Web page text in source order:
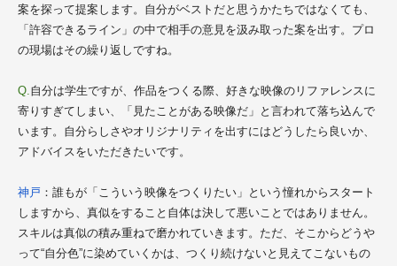
案を探って提案します。自分がベストだと思うかたちではなくても、
「許容できるライン」の中で相手の意見を汲み取った案を出す。プロ
の現場はその繰り返しですね。
Q.自分は学生ですが、作品をつくる際、好きな映像のリファレンスに
寄りすぎてしまい、「見たことがある映像だ」と言われて落ち込んで
います。自分らしさやオリジナリティを出すにはどうしたら良いか、
アドバイスをいただきたいです。
神戸 ：誰もが「こういう映像をつくりたい」という憧れからスタート
しますから、真似をすること自体は決して悪いことではありません。
スキルは真似の積み重ねで磨かれていきます。ただ、そこからどうや
って“自分色”に染めていくかは、つくり続けないと見えてこないもの